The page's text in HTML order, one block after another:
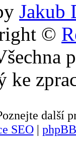
Jakub
©
ke
další
SEO|